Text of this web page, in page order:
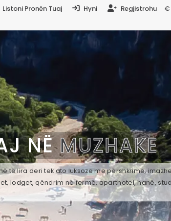
Listoni Pronën Tuaj Hyni Regjistrohu €
NËMUZHAKE
të lira deri tek ato luksoze me përshkrime,
lodget, qëndrim në fermë, aparthotel, hanë,